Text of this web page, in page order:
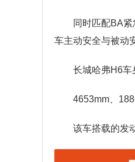
同时匹配BA
车主动安全与被动
长城哈弗H6车
4653mm、
该车搭载的发